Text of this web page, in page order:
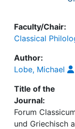
Faculty/Chair:
Classical
Author:
Lobe, Michael
Title of the
Journal:
Forum
und Griechisch